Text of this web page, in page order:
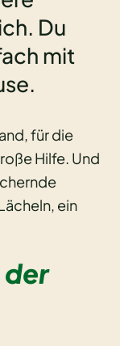
Du
mit
für die
Hilfe. Und
ein
der